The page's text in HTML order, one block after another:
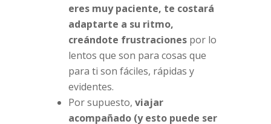
eres muy paciente, te costará
adaptarte a su ritmo,
creándote frustracionespor lo
lentos que son para cosas que
para ti son fáciles, rápidas y
evidentes.
Por supuesto, viajar
acompañado (y esto puede ser